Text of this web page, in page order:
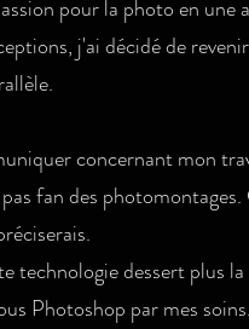
pour la photo en
j'ai décidé de
concernant mon
fan des
technologie dessert plus
Photoshop par mes soins.​